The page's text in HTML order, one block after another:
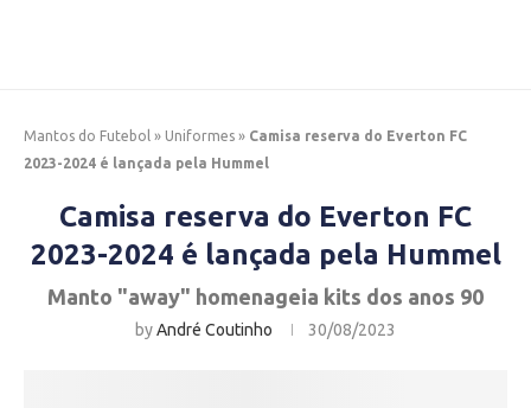
Mantos do Futebol » Uniformes » Camisa reserva do Everton FC
2023-2024 é lançada pela Hummel
Camisa reserva do Everton FC
2023-2024 é lançada pela Hummel
Manto "away" homenageia kits dos anos 90
byAndré Coutinho 30/08/2023